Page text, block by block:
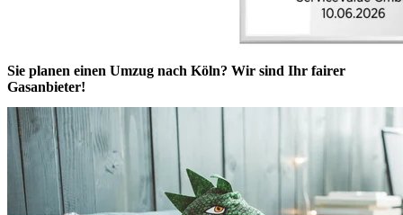
Sie planen einen Umzug nach Köln? Wir sind Ihr fairer
Gasanbieter!